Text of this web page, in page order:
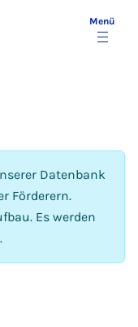
Menü
Datenbank
Förderern.
Es werden